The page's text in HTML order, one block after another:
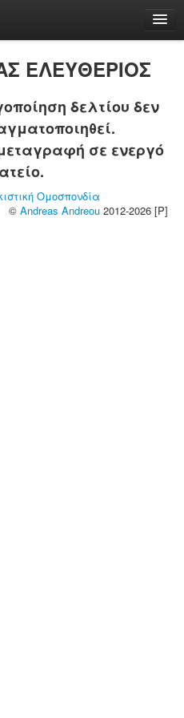
ΕΛΕΥΘΕΡΙΟΣ
δελτίου δεν
σε ενεργό
Ομοσπονδία
© Andreas Andreou 2012-2026 [P]